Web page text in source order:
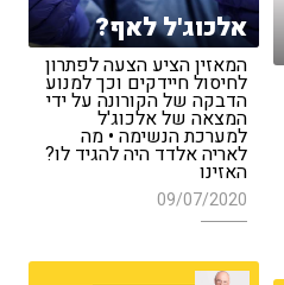
אלכוג'ל לאף?
המאזין הציע הצעה לפתרון
לחיסול חיידקים וכך למנוע
הדבקה של הקורונה על ידי
המצאה של אלכוג'ל
למערכת הנשימה • מה
לאריה אלדד היה להגיד לו?
האזינו
09/07/2020